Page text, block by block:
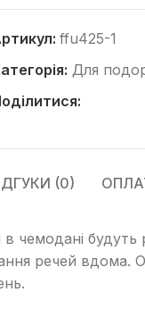
ffu425-1
Для
(0)
будуть
речей вдома.